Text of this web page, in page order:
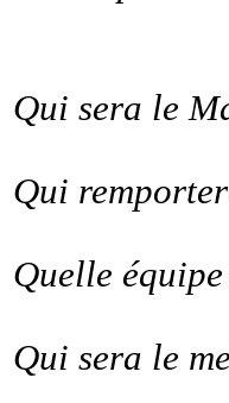
Qui sera le
Qui
Quelle
Qui sera le